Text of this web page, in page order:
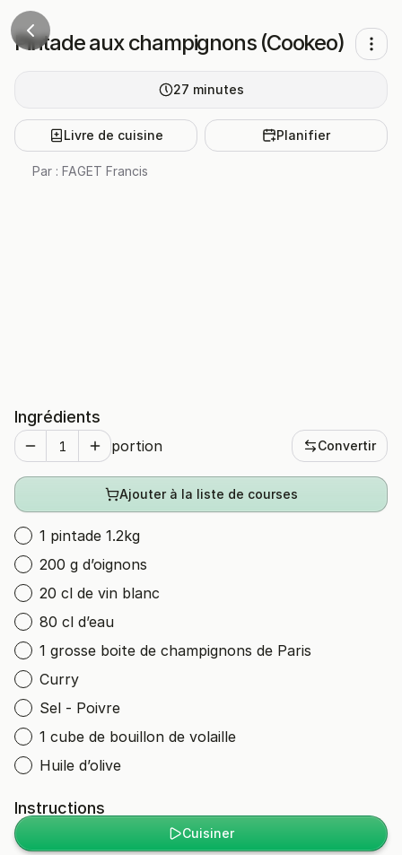
Pintade aux champignons (Cookeo)
27 minutes
Livre de cuisine Planifier
Par : FAGET Francis
Ingrédients
portion Convertir
Ajouter à la liste de courses
1 pintade 1.2kg
200 g d’oignons
20 cl de vin blanc
80 cl d’eau
1 grosse boite de champignons de Paris
Curry
Sel - Poivre
1 cube de bouillon de volaille
Huile d’olive
Instructions
Cuisiner